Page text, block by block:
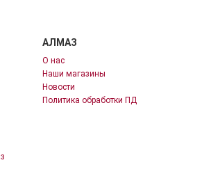
АЛМАЗ
О нас
Наши магазины
Новости
Политика обработки ПД